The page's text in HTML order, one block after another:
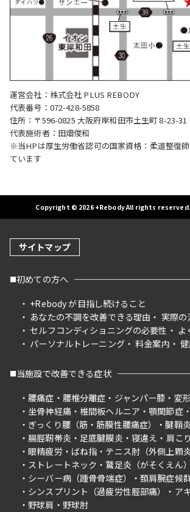
運営会社：株式会社 PLUS REBODY
代表番号：072-428-5858
住所：〒596-0825 大阪府岸和田市土生町 8-23-31
代表施術者：田畑俊和
※当HPは厚生労働省認可の国家資格：柔道整復
ています
Copyright © 2026 +Rebody All rights reserved.
サイトマップ
初めての方へ
+Rebody が目指し続けること
あなたの不調を改善できる理由
実際の
セルフコンディショニングの必要性
よ
パーソナルトレーニング
料金案内
当施設で改善できる症状
腰痛症
腰椎分離症 ジャンパー膝
変
坐骨神経痛
椎間板ヘルニア 顎関節症
ぎっくり腰（筋・筋膜性腰痛症）
腱鞘炎
腸脛靭帯炎
足底腱膜炎 寝違え 肩こり
眼精疲労
ばね指
テニス肘（外側上顆炎
ストレートネック
鵞足炎（がそくえん）
シーバー病（踵骨骨端症）
頚肩腕症候
シンスプリント（過疲労性脛部痛）
ア
野球肩
野球肘